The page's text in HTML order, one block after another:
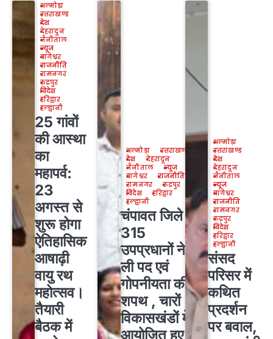
अल्मोड़ा
उत्तराखण्ड
देश
देहरादून
नैनीताल
न्यूज
बागेश्वर
राजनीति
रामनगर
रुद्रपुर
विदेश
हरिद्वार
हल्द्वानी
25 गांवों
की आस्था
का
महापर्व:
23
अगस्त से
शुरू होगा
ऐतिहासिक
आषाढ़ी
वायु रथ
महोत्सव।
तैयारी
बैठक में
अल्मोड़ा
उत्तराखण्ड
देश
देहरादून
नैनीताल
न्यूज
बागेश्वर
राजनीति
रामनगर
रुद्रपुर
विदेश
हरिद्वार
हल्द्वानी
चंपावत जिले के
315
उपप्रधानों ने
ली पद एवं
गोपनीयता की
शपथ , चारों
विकासखंडों में
आयोजित हुए
अल्मोड़ा
उत्तराखण्ड
देश
देहरादून
नैनीताल
न्यूज
बागेश्वर
राजनीति
रामनगर
रुद्रपुर
विदेश
हरिद्वार
हल्द्वानी
संसद
परिसर में
कथित
प्रदर्शन
पर बवाल,